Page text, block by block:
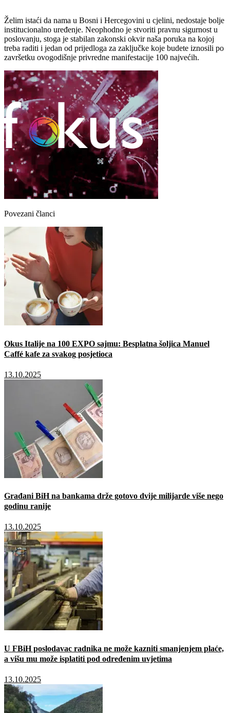
Želim istaći da nama u Bosni i Hercegovini u cjelini, nedostaje bolje
institucionalno uređenje. Neophodno je stvoriti pravnu sigurnost u
poslovanju, stoga je stabilan zakonski okvir naša poruka na kojoj
treba raditi i jedan od prijedloga za zaključke koje budete iznosili po
završetku ovogodišnje privredne manifestacije 100 najvećih.
Povezani članci
Okus Italije na 100 EXPO sajmu: Besplatna šoljica Manuel
Caffé kafe za svakog posjetioca
13.10.2025
Građani BiH na bankama drže gotovo dvije milijarde više nego
godinu ranije
13.10.2025
U FBiH poslodavac radnika ne može kazniti smanjenjem plaće,
a višu mu može isplatiti pod određenim uvjetima
13.10.2025